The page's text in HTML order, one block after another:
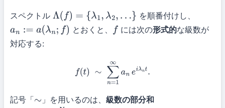
スペクトル Λ(f)= λ1 λ 2,…}
を順番付けし、
an:=a( λn;f) とおくと、 f には次の形式的な級数が
対応する:
f(t) =1∞a λnt
記号「∼ 」を用いるのは、級数の部分和